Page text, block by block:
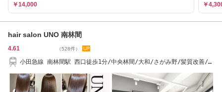
￥14,000 ￥
hair salon UNO 南林間
4.61 （528件）
小田急線 南林間駅 西口徒歩1分/中央林間/大和/さがみ野/髪質改善/酸